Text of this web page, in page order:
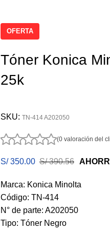
OFERTA
Tóner Konica
25k
SKU: TN-414 A202050
(0 valoración del
S/350.00 S/390.56
Marca: Konica Minolta
Código: TN-414
N° de parte: A202050
Tipo: Tóner Negro